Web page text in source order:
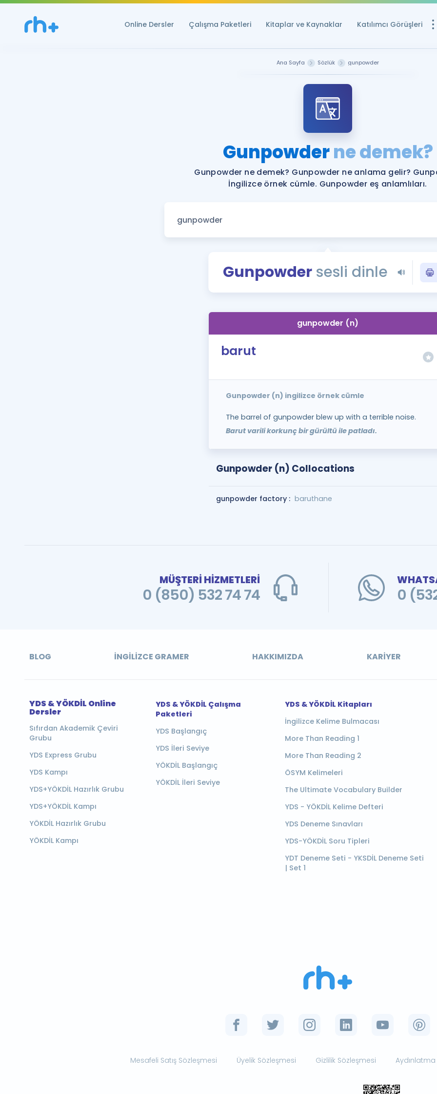
Online Dersler Çalışma Paketleri Kitaplar ve Kaynaklar Katılımcı Görüşleri
Ücretsiz
YDS ve YÖKDİL
YDS ve YÖKDİL'e
Tüm ÖSYM
YDS - YÖKDİL
İngilizce
Ana Sayfa Sözlük gunpowder
Gunpowderne demek?
Gunpowder ne demek? Gunpowder ne anlama gelir?
İngilizce örnek cümle. Gunpowder eş anlamlıları.
Gunpowder sesli dinle
gunpowder (n)
barut
Gunpowder (n) ingilizce örnek cümle
The barrel of gunpowder blew up with a terrible noise.
Barut varili korkunç bir gürültü ile patladı.
Gunpowder (n) Collocations
gunpowder factory : baruthane
MÜŞTERİ HİZMETLERİ
0 (850) 532 74 74 0
BLOG İNGILIZCE GRAMER HAKKIMIZDA KARIYER
YDS & YÖKDİL Online
Dersler
Sıfırdan Akademik Çeviri
Grubu
YDS Express Grubu
YDS Kampı
YDS+YÖKDİL Hazırlık Grubu
YDS+YÖKDİL Kampı
YÖKDİL Hazırlık Grubu
YÖKDİL Kampı
YDS & YÖKDİL Çalışma
Paketleri
YDS Başlangıç
YDS İleri Seviye
YÖKDİL Başlangıç
YÖKDİL İleri Seviye
YDS & YÖKDİL Kitapları
İngilizce Kelime Bulmacası
More Than Reading 1
More Than Reading 2
ÖSYM Kelimeleri
The Ultimate Vocabulary Builder
YDS - YÖKDİL Kelime Defteri
YDS Deneme Sınavları
YDS-YÖKDİL Soru Tipleri
YDT Deneme Seti - YKSDİL Deneme Seti
| Set 1
Mesafeli Satış Sözleşmesi Üyelik Sözleşmesi Gizlilik Sözleşmesi